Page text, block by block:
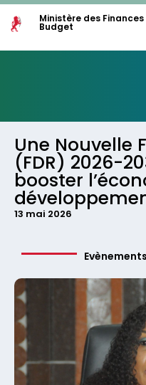
Ministère des
Budget
Une Nouvelle
(FDR) 2026-
booster
13 mai 2026
Evènements